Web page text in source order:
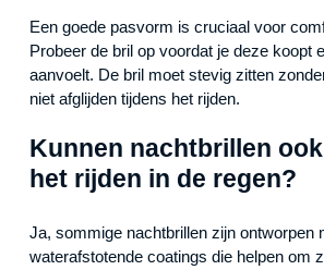
Een goede pasvorm is cruciaal voor
Probeer de bril op voordat je deze koopt
aanvoelt. De bril moet stevig zitten
niet afglijden tijdens het rijden.
Kunnen nachtbrillen
het rijden in de regen?
Ja, sommige nachtbrillen zijn ontworpen
waterafstotende coatings die helpen om